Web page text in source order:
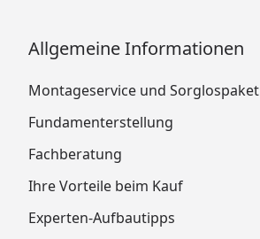
Allgemeine Informationen
Montageservice und Sorglospaket
Fundamenterstellung
Fachberatung
Ihre Vorteile beim Kauf
Experten-Aufbautipps